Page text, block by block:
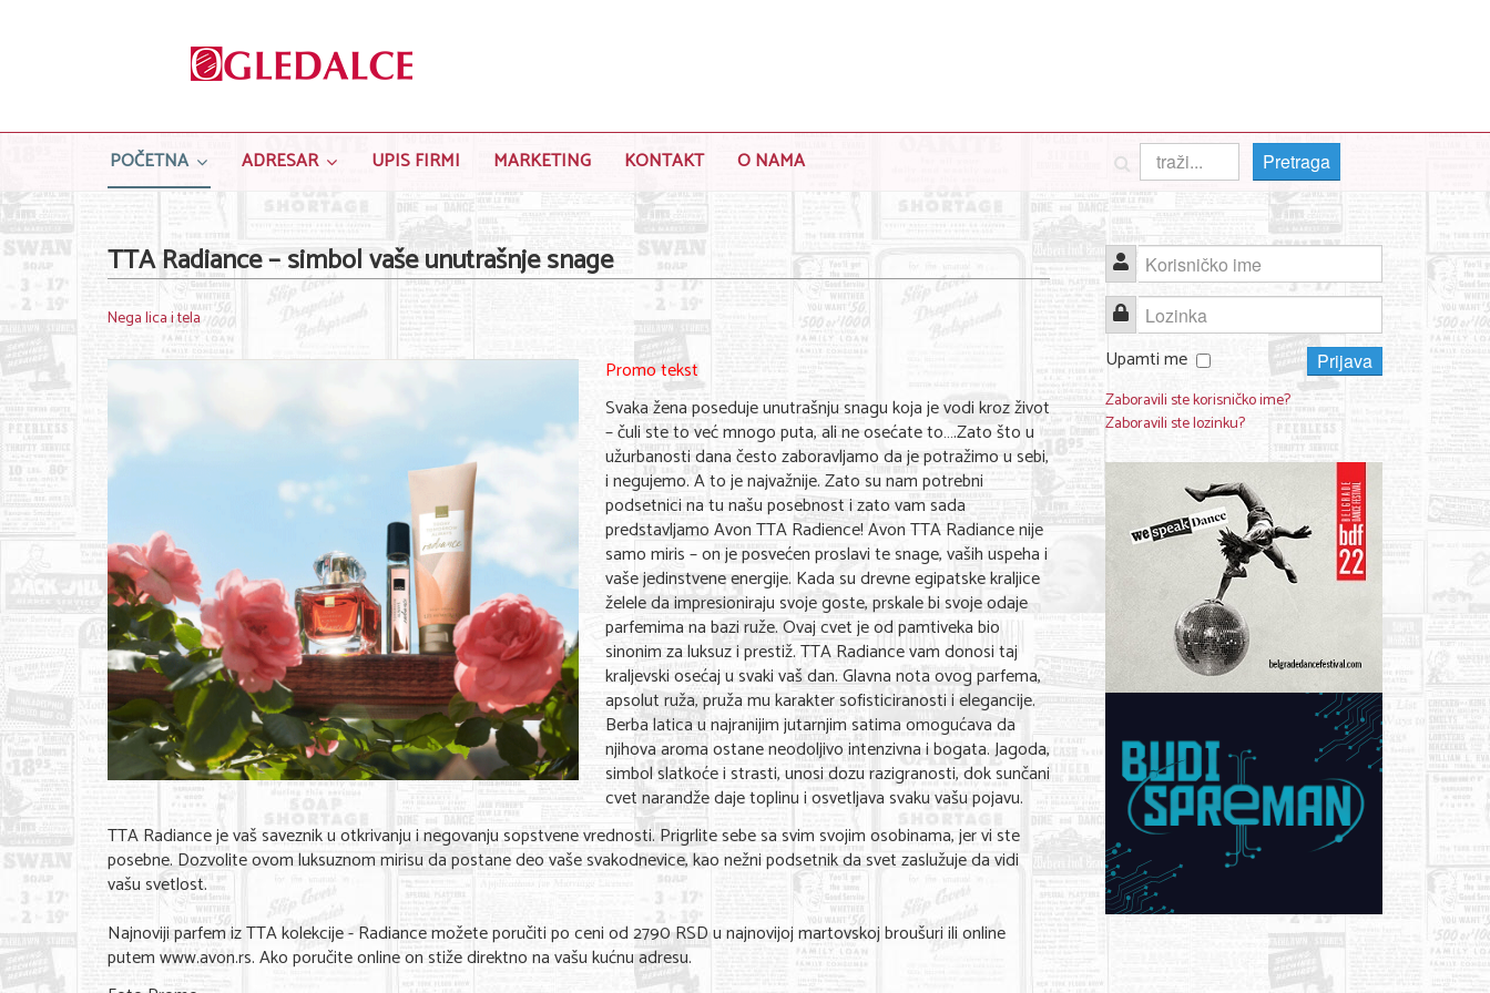
POČETNA ADRESAR UPIS FIRMI MARKETING KONTAKT O NAMA Pretraga
TTA Radiance – simbol vaše unutrašnje snage
Nega lica i tela
Promo tekst
Svaka žena poseduje unutrašnju snagu koja je vodi kroz život
– čuli ste to već mnogo puta, ali ne osećate to….Zato što u
užurbanosti dana često zaboravljamo da je potražimo u sebi,
i negujemo. A to je najvažnije. Zato su nam potrebni
podsetnici na tu našu posebnost i zato vam sada
predstavljamo Avon TTA Radience! Avon TTA Radiance nije
samo miris – on je posvećen proslavi te snage, vaših uspeha i
vaše jedinstvene energije. Kada su drevne egipatske kraljice
želele da impresioniraju svoje goste, prskale bi svoje odaje
parfemima na bazi ruže. Ovaj cvet je od pamtiveka bio
sinonim za luksuz i prestiž. TTA Radiance vam donosi taj
kraljevski osećaj u svaki vaš dan. Glavna nota ovog parfema,
apsolut ruža, pruža mu karakter sofisticiranosti i elegancije.
Berba latica u najranijim jutarnjim satima omogućava da
njihova aroma ostane neodoljivo intenzivna i bogata. Jagoda,
simbol slatkoće i strasti, unosi dozu razigranosti, dok sunčani
cvet narandže daje toplinu i osvetljava svaku vašu pojavu.
TTA Radiance je vaš saveznik u otkrivanju i negovanju sopstvene vrednosti. Prigrlite sebe sa svim svojim osobinama, jer vi ste
posebne. Dozvolite ovom luksuznom mirisu da postane deo vaše svakodnevice, kao nežni podsetnik da svet zaslužuje da vidi
vašu svetlost.
Najnoviji parfem iz TTA kolekcije - Radiance možete poručiti po ceni od 2790 RSD u najnovijoj martovskoj broušuri ili online
putem www.avon.rs. Ako poručite online on stiže direktno na vašu kućnu adresu.
Korisničko ime
Lozinka
Upamti me
Prijava
Zaboravili ste korisničko ime?
Zaboravili ste lozinku?